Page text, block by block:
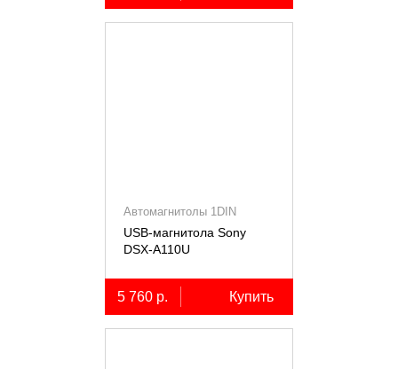
Автомагнитолы 1DIN
USB-магнитола Sony
DSX-A110U
5 760 р. Купить